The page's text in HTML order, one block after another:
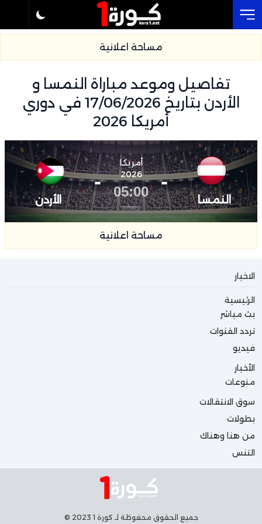
مساحة اعلانية
تفاصيل وموعد مباراة النمسا و
الأردن بتاريخ 17/06/2026 في دوري
أمريكا 2026
النمسا
-
أمريكا
2026
05:00
-
الأردن
مساحة اعلانية
الاخبار
الرئيسية
بث مباشر
تردد القنوات
فيديو
الأخبار
منوعات
سوق الانتقالات
بطولات
من هنا وهناك
التنس
جميع الحقوق محفوظة لـ كورة 1 2023 ©